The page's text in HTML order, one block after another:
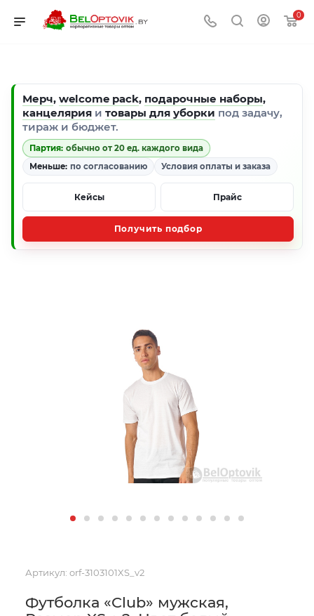
0
Мерч, welcome pack, подарочные наборы,
канцелярия и товары для уборки под задачу,
тираж и бюджет.
Партия: обычно от 20 ед. каждого вида
Меньше: по согласованию Условия оплаты и заказа
Кейсы Прайс
Получить подбор
Артикул: orf-3103101XS_v2
Футболка «Club» мужская,